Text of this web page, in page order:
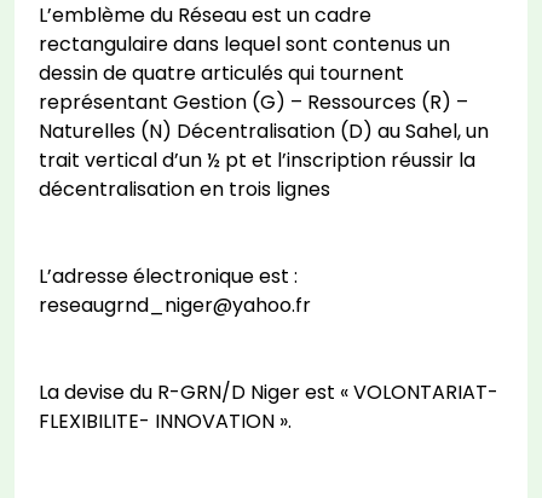
L’emblème du Réseau est un cadre
rectangulaire dans lequel sont contenus un
dessin de quatre articulés qui tournent
représentant Gestion (G) – Ressources (R) –
Naturelles (N) Décentralisation (D) au Sahel, un
trait vertical d’un ½ pt et l’inscription réussir la
décentralisation en trois lignes
L’adresse électronique est :
reseaugrnd_niger@yahoo.fr
La devise du R-GRN/D Niger est « VOLONTARIAT-
FLEXIBILITE- INNOVATION ».